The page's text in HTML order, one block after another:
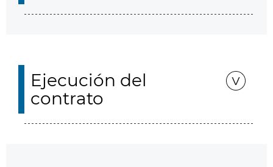
Ejecución del
contrato